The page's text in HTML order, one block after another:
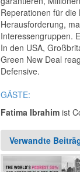
Reperationen für
Herausforderung,
Interessengruppen.
In den USA,
Green New Deal
Defensive.
GÄSTE:
Fatima Ibrahim ist
Verwandte